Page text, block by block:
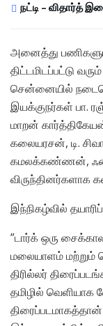
நட்டி – விதார்த்
அனைத்து
திட்டமிடப்பட்டு
சென்னையில்
இயக்குநர்கள் பா.
மாறன்
கலையரசன், டி.
கமலக்கண்ணன்,
இந்நிகழ்வில்
”டார்க் ஒரு
மலையாளம் மற்றும்
திரில்லர்
தமிழில் வெளியாக
திரைப்படமாகத்தான்